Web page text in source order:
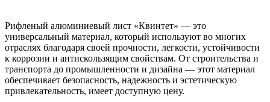
Рифленый алюминиевый лист «Квинтет» — это
универсальный материал, который используют во многих
отраслях благодаря своей прочности, легкости, устойчивости
к коррозии и антискользящим свойствам. От строительства и
транспорта до промышленности и дизайна — этот материал
обеспечивает безопасность, надежность и эстетическую
привлекательность, имеет доступную цену.